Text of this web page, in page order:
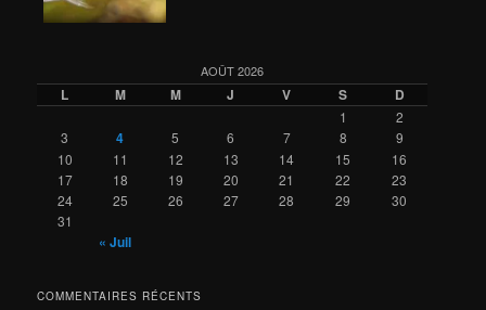
AOÛT 2026
L M M J V S D
1
2
3
4 5 6 7 8
9
10
11 12 13 14 15
16
17
18 19 20 21 22
23
24
25 26 27 28 29
30
31
« Juil
COMMENTAIRES RÉCENTS